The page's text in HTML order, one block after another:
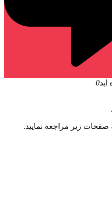
0
زیر مراجعه نمایید.